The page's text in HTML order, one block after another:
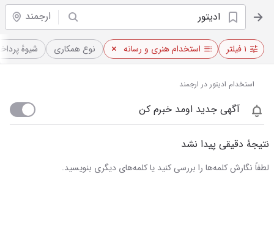
ارجمند
۱ فیلتر استخدام هنری و رسانه نوع همکاری شیوهٔ
استخدام ادیتور در ارجمند
آگهی جدید اومد خبرم کن
نتیجهٔ دقیقی پیدا نشد
لطفاً نگارش کلمه‌ها را بررسی کنید یا کلمه‌های دیگری بنویسید.